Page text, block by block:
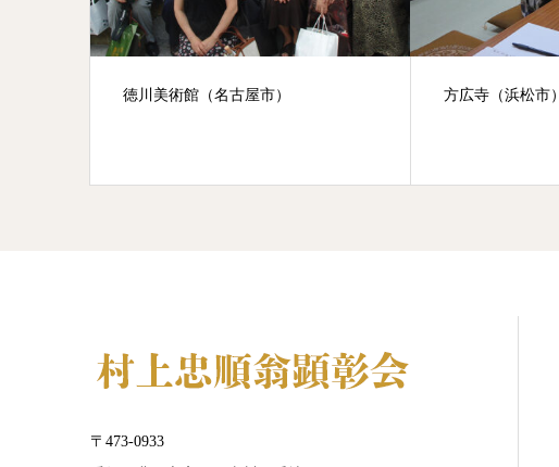
徳川美術館（名古屋市） 方広寺（浜松市）
〒473-0933